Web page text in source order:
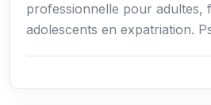
professionnelle pour adultes,
adolescents en expatriation.